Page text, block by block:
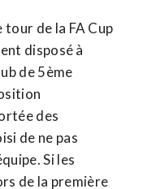
de la FA Cup
disposé à
de 5ème
des
de ne pas
Si les
de la première